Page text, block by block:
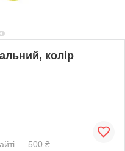
колір
— 500 ₴